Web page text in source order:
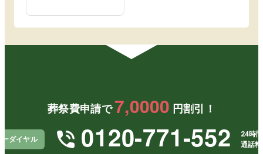
葬祭費申請で 7,0000 円割引！
ーダイヤル 0120-771-552
24時
通話